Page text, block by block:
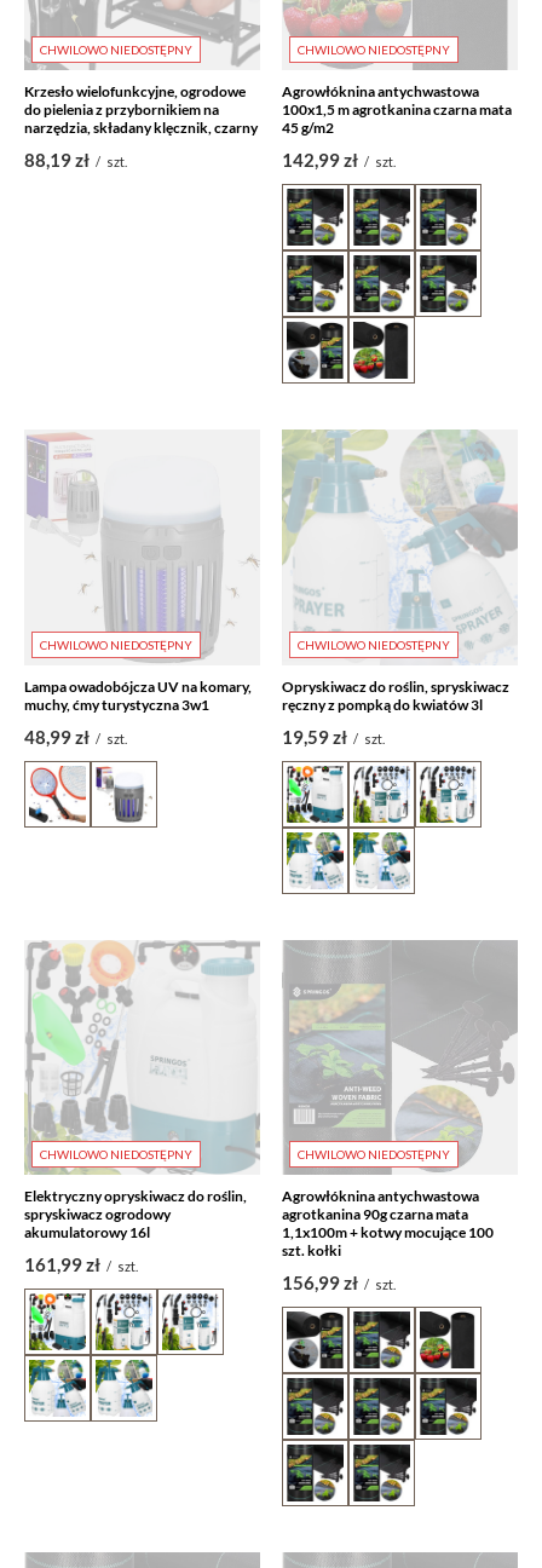
CHWILOWO NIEDOSTĘPNY
Krzesło wielofunkcyjne, ogrodowe
do pielenia z przybornikiem na
narzędzia, składany klęcznik, czarny
88,19 zł / szt.
CHWILOWO NIEDOSTĘPNY
Agrowłóknina antychwastowa
100x1,5 m agrotkanina czarna mata
45 g/m2
142,99 zł / szt.
CHWILOWO NIEDOSTĘPNY
Lampa owadobójcza UV na komary,
muchy, ćmy turystyczna 3w1
48,99 zł / szt.
CHWILOWO NIEDOSTĘPNY
Opryskiwacz do roślin, spryskiwacz
ręczny z pompką do kwiatów 3l
19,59 zł / szt.
CHWILOWO NIEDOSTĘPNY
Elektryczny opryskiwacz do roślin,
spryskiwacz ogrodowy
akumulatorowy 16l
161,99 zł / szt.
CHWILOWO NIEDOSTĘPNY
Agrowłóknina antychwastowa
agrotkanina 90g czarna mata
1,1x100m + kotwy mocujące 100
szt. kołki
156,99 zł / szt.